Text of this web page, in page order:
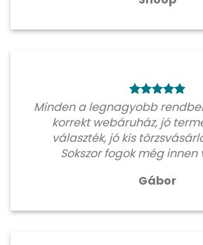
Minden a legnagyobb
korrekt webáruház, jó
választék, jó kis
Sokszor fogok még innen
Gábor